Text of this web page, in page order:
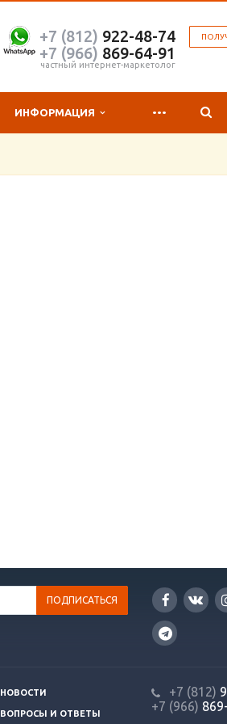
+7 (812) 922-48-74
+7 (966) 869-64-91
частный интернет-маркетолог
ИНФОРМАЦИЯ ...
НОВОСТИ
ВОПРОСЫ И ОТВЕТЫ
+7 (812)
+7 (966)